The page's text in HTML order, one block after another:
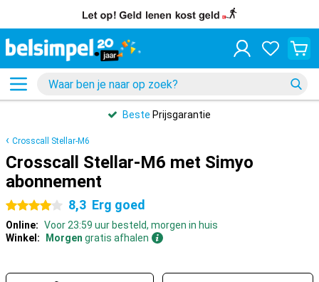
Beste Prijsgarantie
Crosscall Stellar-M6
Crosscall Stellar-M6 met Simyo
abonnement
4 sterren 8,3 Erg goed
Online: Voor 23:59 uur besteld, morgen in huis
Winkel:
Morgen gratis afhalen